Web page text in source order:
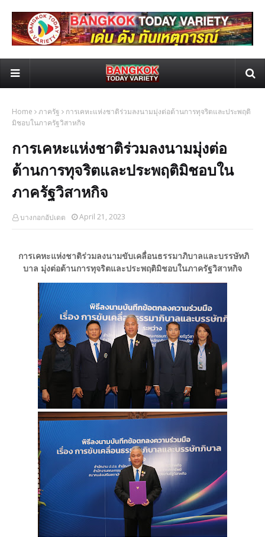
Home ภาครัฐ
การเคหะแห่งชาติร่วมลงนามมุ่งต่อต้านการทุจริตและประพฤติ
มิชอบในภาครัฐวิสาหกิจ
การเคหะแห่งชาติร่วมลงนามมุ่งต่อ
ต้านการทุจริตและประพฤติมิชอบใน
ภาครัฐวิสาหกิจ
บางกอกอัปเดต April 21, 2023
การเคหะแห่งชาติร่วมลงนามขับเคลื่อนธรรมาภิบาลและบรรษัทภิ
บาล มุ่งต่อต้านการทุจริตและประพฤติมิชอบในภาครัฐวิสาหกิจ